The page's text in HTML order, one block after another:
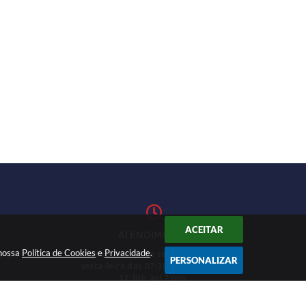
Política de Cookies e Privacidade.
ACEITAR
PERSONALIZAR
27
ATENDIMENTO
Atendimento de segunda-feira a
sexta-feira das 07:30h às 11h e das
12:30h às17:00h.